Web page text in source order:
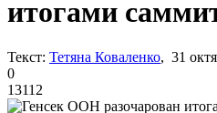
итогами
Текст: Тетяна Коваленко, 31
0
13112